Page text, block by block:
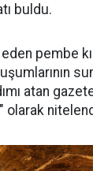
buldu.
pembe
atan
olarak